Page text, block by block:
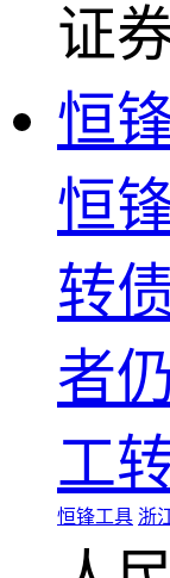
证
恒
恒
转
者
工
恒锋工具 浙